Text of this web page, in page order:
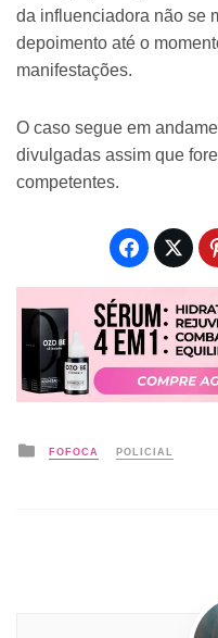
da influenciadora não se
depoimento até o
manifestações.
O caso segue em
divulgadas assim que
competentes.
Posted
in
FOFOCA POLICIAL